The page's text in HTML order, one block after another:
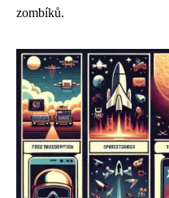
zombíků.